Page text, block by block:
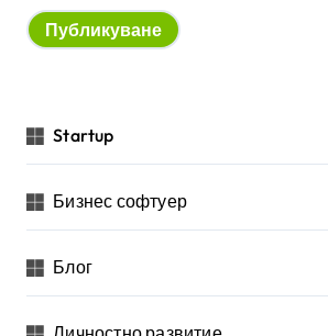
Startup
Бизнес софтуер
Блог